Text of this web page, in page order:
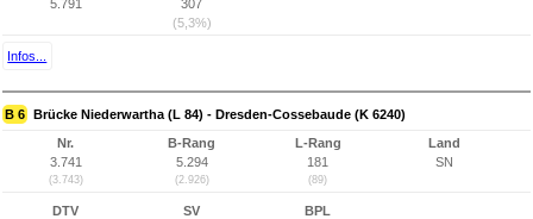
5.791
307
(5,3%)
Infos...
B 6 Brücke Niederwartha (L 84) - Dresden-Cossebaude (K 6240)
Nr.
3.741
(3.743)
B-Rang
5.294
(2.926)
L-Rang
181
(89)
Land
SN
DTV
SV
BPL